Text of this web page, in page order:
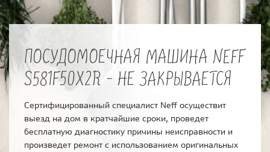
ПОСУДОМОЕЧНАЯ МАШИНА NEFF
S581F50X2R - НЕ ЗАКРЫВАЕТСЯ
Сертифицированный специалист Neff осуществит
выезд на дом в кратчайшие сроки, проведет
бесплатную диагностику причины неисправности и
произведет ремонт с использованием оригинальных